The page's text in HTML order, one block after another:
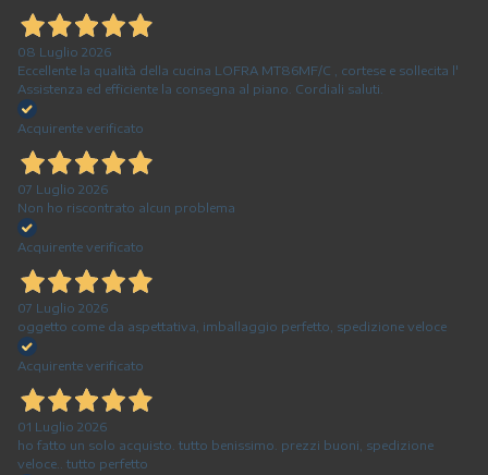
08 Luglio 2026
Eccellente la qualità della cucina LOFRA MT86MF/C , cortese e sollecita l'
Assistenza ed efficiente la consegna al piano. Cordiali saluti.
Acquirente verificato
07 Luglio 2026
Non ho riscontrato alcun problema
Acquirente verificato
07 Luglio 2026
oggetto come da aspettativa, imballaggio perfetto, spedizione veloce
Acquirente verificato
01 Luglio 2026
ho fatto un solo acquisto. tutto benissimo. prezzi buoni, spedizione
veloce.. tutto perfetto